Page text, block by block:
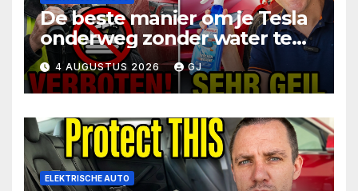
De beste manier om je Tesla
onderweg zonder water te
wassen en te beschermen
4 AUGUSTUS 2026 GJ
ELEKTRISCHE AUTO